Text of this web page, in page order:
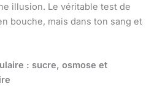
illusion. Le véritable test de
bouche, mais dans ton sang et
: sucre, osmose et